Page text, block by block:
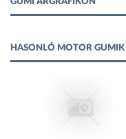
HASONLÓ MOTOR GUMIK